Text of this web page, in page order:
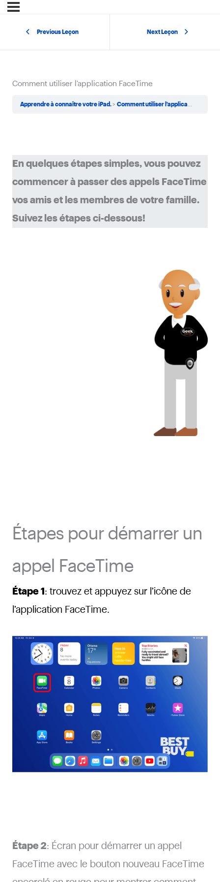
Previous Leçon Next Leçon
Comment utiliser l’application FaceTime
Apprendre à connaître votre iPad. Comment utiliser l’application FaceTime
En quelques étapes simples, vous pouvez
commencer à passer des appels FaceTime
vos amis et les membres de votre famille.
Suivez les étapes ci-dessous!
Étapes pour démarrer un
appel FaceTime
Étape 1 : trouvez et appuyez sur l’icône de
l’application FaceTime.
Étape 2: Écran pour démarrer un appel
FaceTime avec le bouton nouveau FaceTime